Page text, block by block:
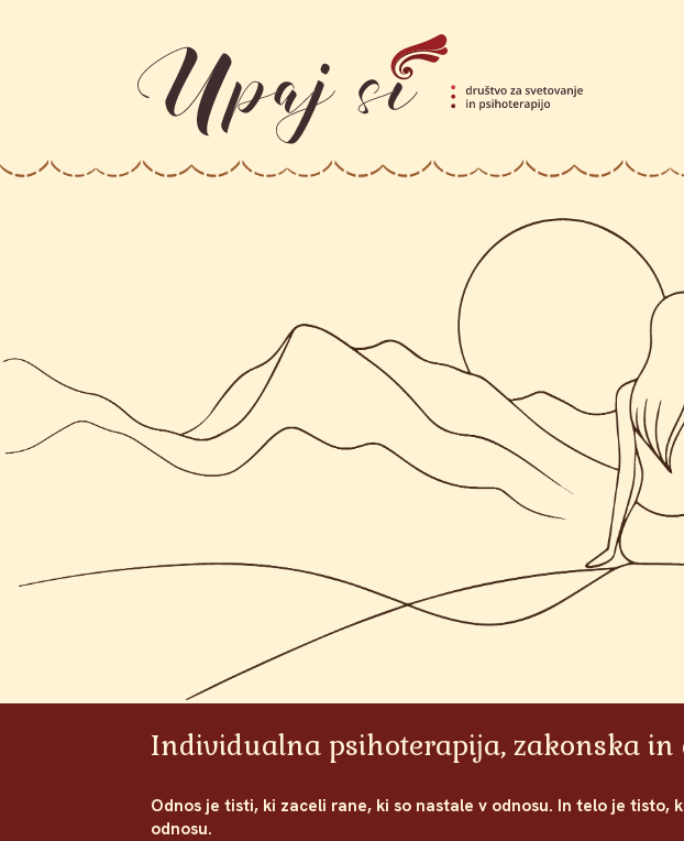
Individualna psihoterapija, zakonska
Odnos je tisti, ki zaceli rane, ki so nastale v odnosu. In telo je
odnosu.